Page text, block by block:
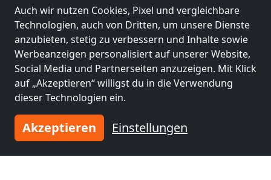
nähe
Thun(26 km)
nähe
Biel(28 km)
Monteurzimmer
nähe
Freiburg(35 km)
Auch wir nutzen Cookies, Pixel und vergleichbare
Technologien, auch von Dritten, um unsere Dienste
anzubieten, stetig zu verbessern und Inhalte sowie
Werbeanzeigen personalisiert auf unserer Website,
Social Media und Partnerseiten anzuzeigen. Mit Klick
auf „Akzeptieren“ willigst du in die Verwendung
dieser Technologien ein.
Akzeptieren Einstellungen